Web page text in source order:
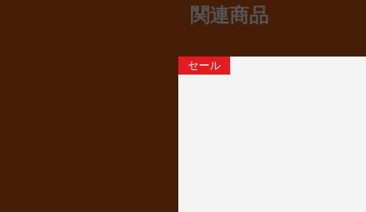
関連商品
セール